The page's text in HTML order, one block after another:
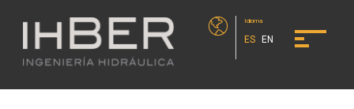
Idioma
ES EN